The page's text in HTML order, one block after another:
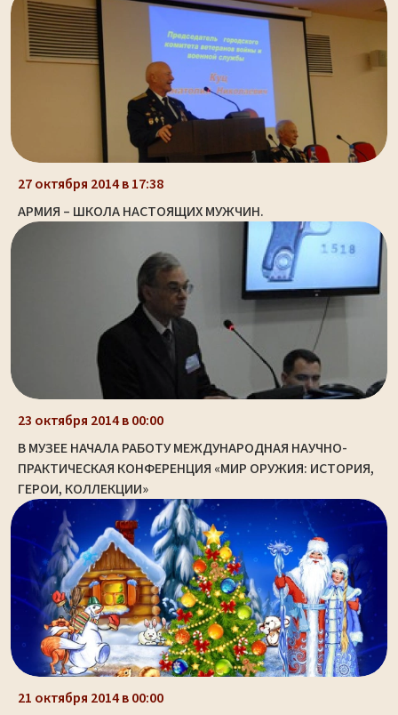
27 октября 2014 в 17:38
АРМИЯ – ШКОЛА НАСТОЯЩИХ МУЖЧИН.
23 октября 2014 в 00:00
В МУЗЕЕ НАЧАЛА РАБОТУ МЕЖДУНАРОДНАЯ НАУЧНО-
ПРАКТИЧЕСКАЯ КОНФЕРЕНЦИЯ «МИР ОРУЖИЯ: ИСТОРИЯ,
ГЕРОИ, КОЛЛЕКЦИИ»
21 октября 2014 в 00:00